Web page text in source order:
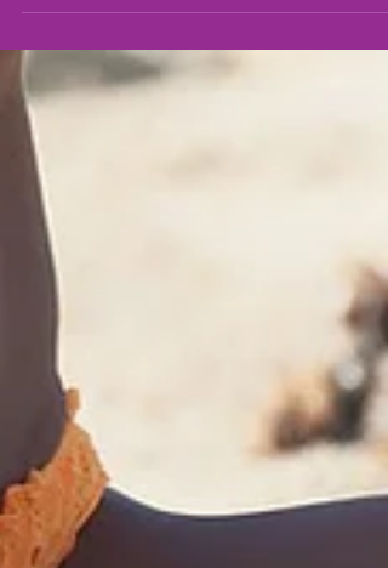
Die fitboutique Tipps für einen flachen Bauch